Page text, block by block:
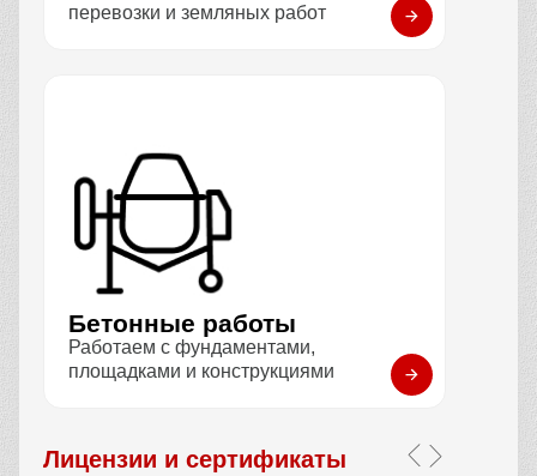
перевозки и земляных работ
Бетонные работы
Работаем с фундаментами,
площадками и конструкциями
Лицензии и сертификаты